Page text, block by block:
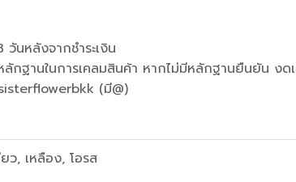
นหลังจากชำระเงิน
กฐานในการเคลมสินค้า หากไม่มีหลักฐานยืนยัน ง
(มี@)
ว, เหลือง, โอรส